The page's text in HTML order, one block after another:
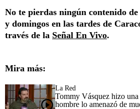
No te pierdas ningún contenido de
y domingos en las tardes de
través de la Señal En Vivo.
Mira más:
La Red
Tommy Vásquez hizo
hombre lo amenazó de